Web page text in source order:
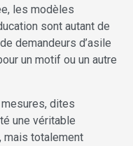
les modèles
sont autant de
demandeurs d’asile
un motif ou un autre
dites
une véritable
mais totalement